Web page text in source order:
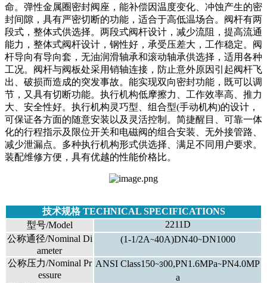
命。弹性金属圈密封阀座，能补偿因温度变化、冲蚀产生的密
封间隙，具有严密切断的功能，适合于高低温场合。阀杆有两
段式，整体式供选择。两段式阀杆设计，减少流阻，提高流通
能力，整体式阀杆设计，钢性好，承受压差大，工作稳定。阀
杆导向有导向套，无油润滑轴承和滚动轴承供选择，适用各种
工况。阀杆与阀板处采用销轴连接，防止意外原因引起阀杆飞
出、破损而造成的突发事故。能实现双向密封功能，既可以调
节，又具有切断功能。执行机构低摩擦力、工作效率高、推力
大、安全性好。执行机构灵巧型、组合型(手动机构)的设计，
可保证各方面的随意安装以及灵活控制。简捷醒目、可靠一体
化的行程指示及限位开关和电磁阀的组合安装、无外接管路、
减少泄漏点。多种执行机构形式供选择、满足不同用户要求。
装配维修方便，具有优越的性能价格比。
技术规格 TECHNICAL SPECIFICATIONS
型号/Model
2211D
公称通径/Nominal Di
ameter
(1-1/2A~40A)DN40~DN1000
公称压力/Nominal Pr
essure
ANSI Class150~300,PN1.6MPa~PN4.0MP
a